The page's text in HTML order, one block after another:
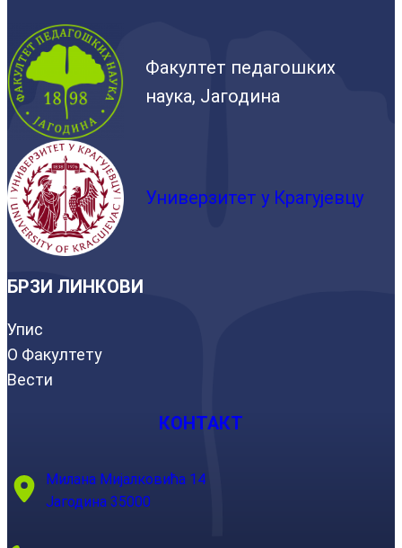
Факултет педагошких
наука, Јагодина
Универзитет у Крагујевцу
БРЗИ ЛИНКОВИ
Упис
О Факултету
Вести
КОНТАКТ
Милана Мијалковића 14
Јагодина 35000